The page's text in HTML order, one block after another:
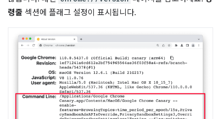
령줄 섹션에 플래그 설정이 표시됩니다.